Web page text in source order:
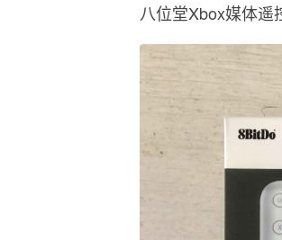
八位堂Xbox媒体遥